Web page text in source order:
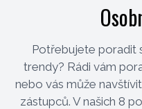
Potřebujete poradit
trendy? Rádi vám
nebo vás může
zástupců. V našich 8